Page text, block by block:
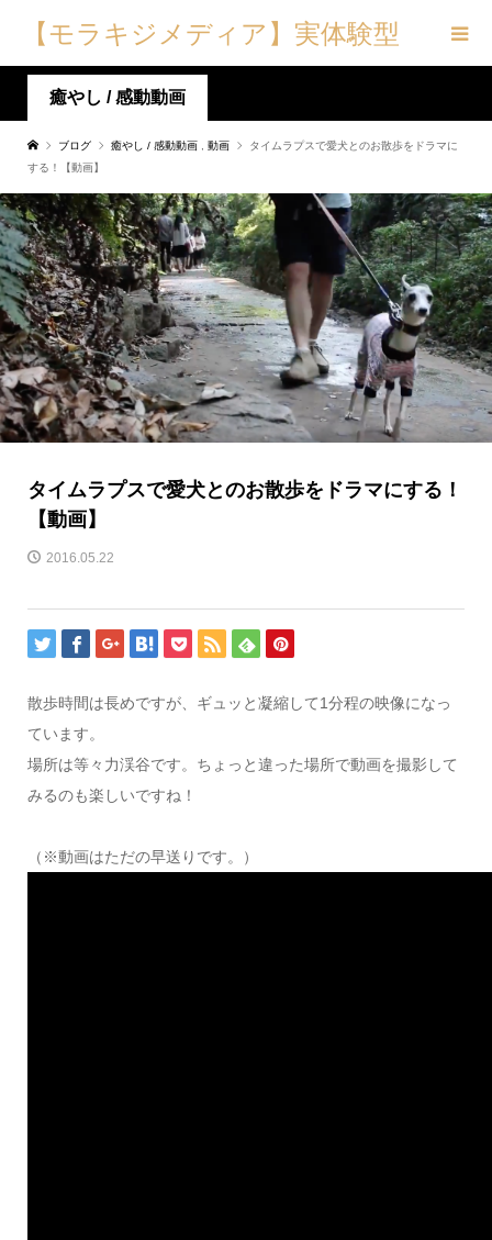
【モラキジメディア】実体験型
の犬メディア&トリーツ専門店
癒やし / 感動動画
ブログ 癒やし / 感動動画 動画
タイムラプスで愛犬とのお散歩をドラマに
する！【動画】
タイムラプスで愛犬とのお散歩をドラマにする！
【動画】
2016.05.22
散歩時間は長めですが、ギュッと凝縮して1分程の映像になっ
ています。
場所は等々力渓谷です。ちょっと違った場所で動画を撮影して
みるのも楽しいですね！
（※動画はただの早送りです。）